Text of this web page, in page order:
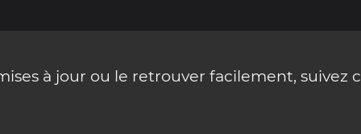
à jour ou le retrouver facilement, suivez